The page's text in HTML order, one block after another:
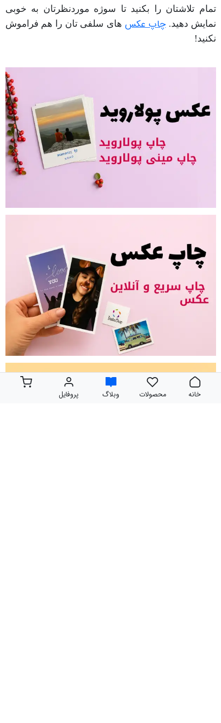
تمام تلاشتان را بکنید تا سوژه موردنظرتان به خوبی
نمایش دهید. چاپ عکس های سلفی تان را هم فراموش
نکنید!
خانه محصولات وبلاگ پروفایل